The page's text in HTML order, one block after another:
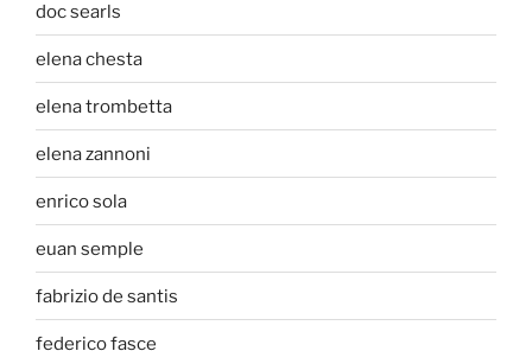
doc searls
elena chesta
elena trombetta
elena zannoni
enrico sola
euan semple
fabrizio de santis
federico fasce